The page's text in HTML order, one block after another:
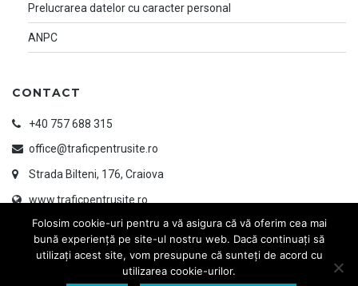
Prelucrarea datelor cu caracter personal
ANPC
CONTACT
+40 757 688 315
office@traficpentrusite.ro
Strada Bilteni, 176, Craiova
www.traficpentrusite.ro
Folosim cookie-uri pentru a vă asigura că vă oferim cea mai
bună experiență pe site-ul nostru web. Dacă continuați să
utilizați acest site, vom presupune că sunteți de acord cu
utilizarea cookie-urilor.